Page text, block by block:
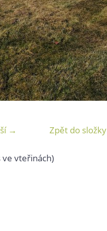
→ Zpět do složky
ve vteřinách)